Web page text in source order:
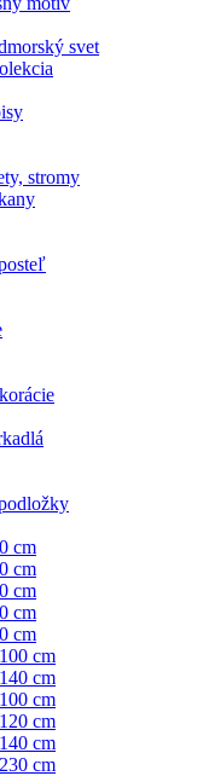
svet
stromy
cm
cm
cm
cm
cm
cm
cm
cm
cm
cm
cm